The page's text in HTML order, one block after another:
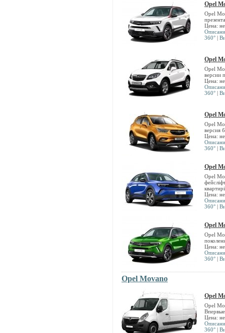
Opel
Opel
Цена:
360° |
Opel
Opel
версии
Цена:
360° |
Opel
Opel
версия
Цена:
360° |
Opel
Opel
Цена:
360° |
Opel
Opel
Цена:
360° |
Opel Movano
Opel
Opel
Цена:
360° |